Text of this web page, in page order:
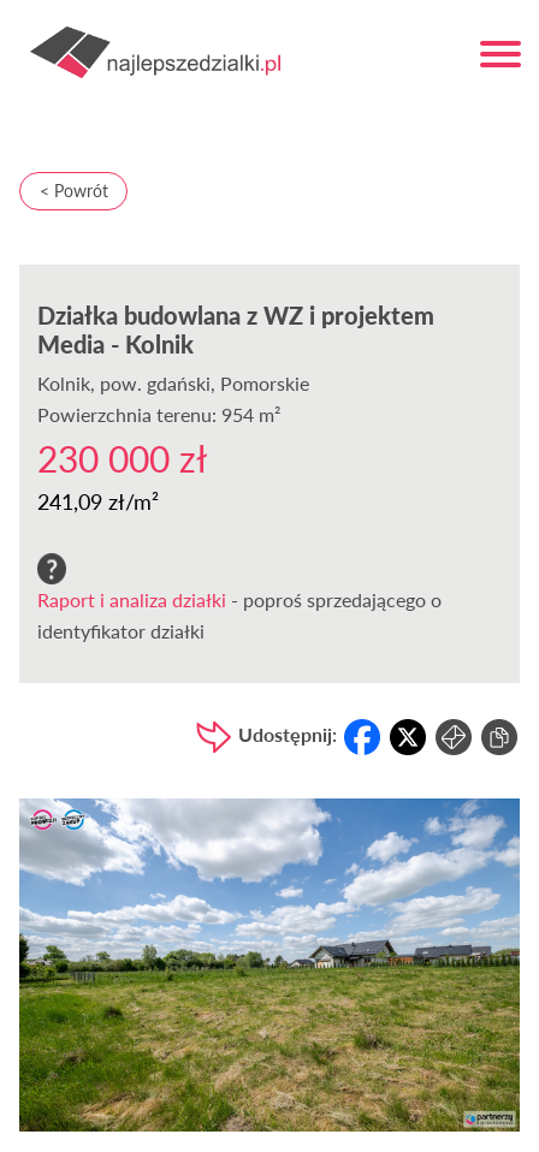
< Powrót
Działka budowlana z WZ i projektem
Media - Kolnik
Kolnik, pow. gdański, Pomorskie
Powierzchnia terenu: 954 m²
230 000 zł
241,09 zł/m²
Raport i analiza działki - poproś sprzedającego o
identyfikator działki
Udostępnij: